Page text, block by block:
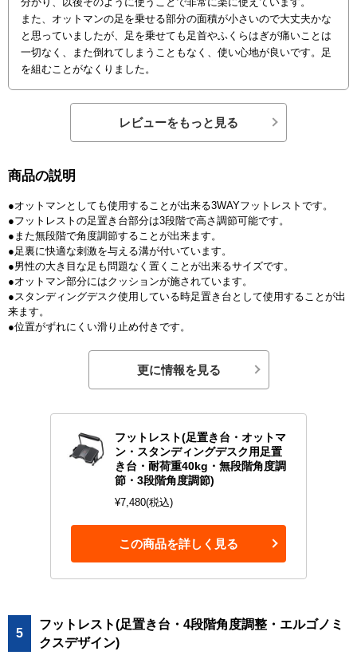
また、オットマンの足を乗せる部分の面積が小さいので大丈夫かな
と思っていましたが、足を乗せても足首やふくらはぎが痛いことは
一切なく、また倒れてしまうこともなく、使い心地が良いです。足
を組むことがなくりました。
レビューをもっと見る
商品の説明
●オットマンとしても使用することが出来る3WAYフットレストです。
●フットレストの足置き台部分は3段階で高さ調節可能です。
●また無段階で角度調節することが出来ます。
●足裏に快適な刺激を与える溝が付いています。
●男性の大き目な足も問題なく置くことが出来るサイズです。
●オットマン部分にはクッションが施されています。
●スタンディングデスク使用している時足置き台として使用することが出
来ます。
●位置がずれにくい滑り止め付きです。
更に情報を見る
フットレスト(足置き台・オットマ
ン・スタンディングデスク用足置
き台・耐荷重40kg・無段階角度調
節・3段階角度調節)
¥7,480(税込)
この商品を詳しく見る
5
フットレスト(足置き台・4段階角度調整・エルゴノミ
クスデザイン)